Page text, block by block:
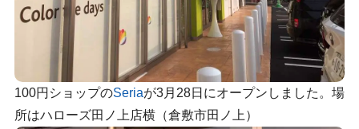
100円ショップのSeriaが3月28日にオープンしました。場
所はハローズ田ノ上店横（倉敷市田ノ上）